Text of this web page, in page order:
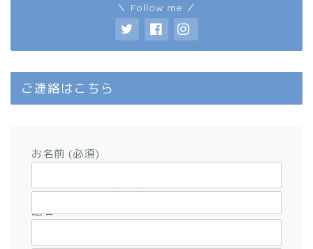
＼ Follow me ／
ご連絡はこちら
お名前 (必須)
題名